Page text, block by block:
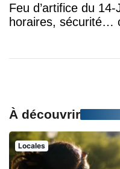
Feu d’artifice du
horaires, sécurité…
À découvrir
Locales